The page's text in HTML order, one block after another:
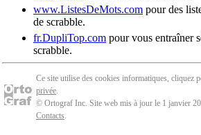
www.ListesDeMots.com pour des
de scrabble.
fr.DupliTop.com pour vous entraîner
scrabble.
Ce site utilise des cookies informatiques, cliquez
privée.
© Ortograf Inc. Site web mis à jour le 1 janvier
Contacts.